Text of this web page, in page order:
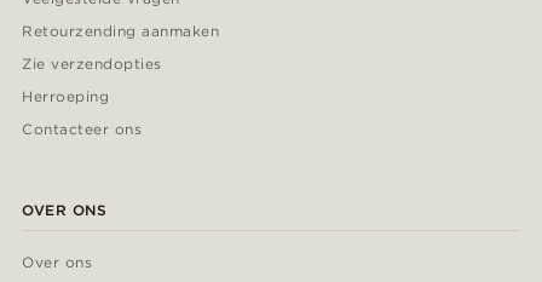
Retourzending aanmaken
Zie verzendopties
Herroeping
Contacteer ons
OVER ONS
Over ons